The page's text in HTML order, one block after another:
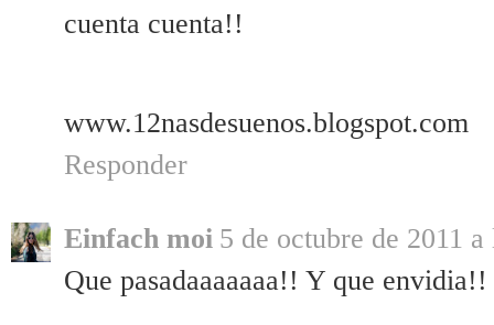
cuenta cuenta!!
www.12nasdesuenos.blogspot.com
Responder
Einfach moi 5 de octubre de 2011 a
Que pasadaaaaaaa!! Y que envidia!!